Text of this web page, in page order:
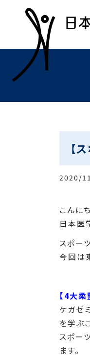
【
2020/
こんに
日本医
スポー
今回は
【4大柔
ケガゼ
を学ぶ
スポー
ます。